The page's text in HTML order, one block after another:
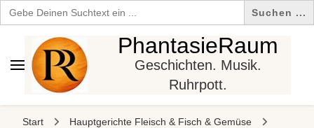
Search
for:
PhantasieRaum
Geschichten. Musik.
Ruhrpott.
Start Hauptgerichte Fleisch & Fisch & Gemüse